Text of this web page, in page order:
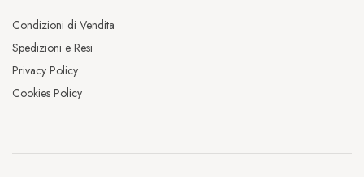
Condizioni di Vendita
Spedizioni e Resi
Privacy Policy
Cookies Policy